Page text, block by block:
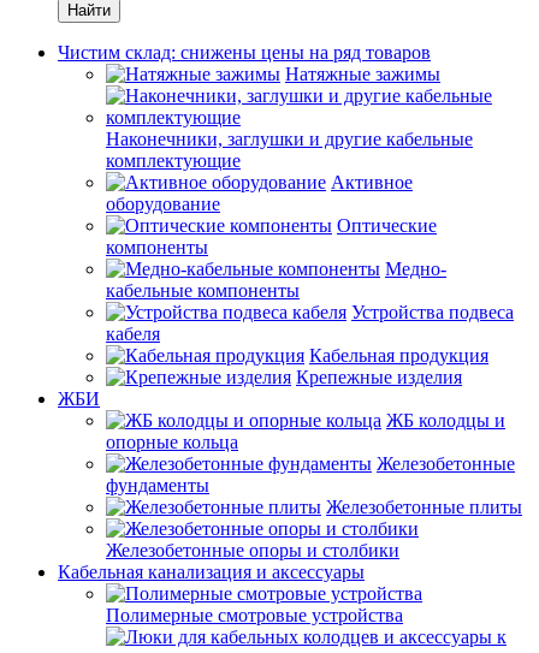
Найти
Чистим склад: снижены цены на ряд товаров
Натяжные зажимы
Наконечники, заглушки и другие кабельные
комплектующие
Активное
оборудование
Оптические
компоненты
Медно-
кабельные компоненты
Устройства подвеса
кабеля
Кабельная продукция
Крепежные изделия
ЖБИ
ЖБ колодцы и
опорные кольца
Железобетонные
фундаменты
Железобетонные плиты
Железобетонные опоры и столбики
Кабельная канализация и аксессуары
Полимерные смотровые устройства